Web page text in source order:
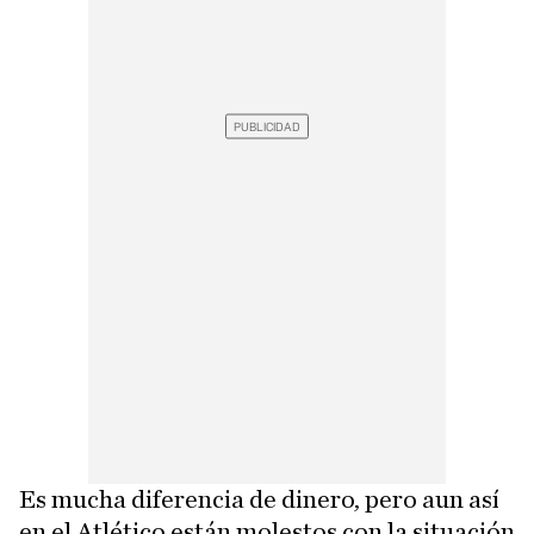
Es mucha diferencia de dinero, pero aun así